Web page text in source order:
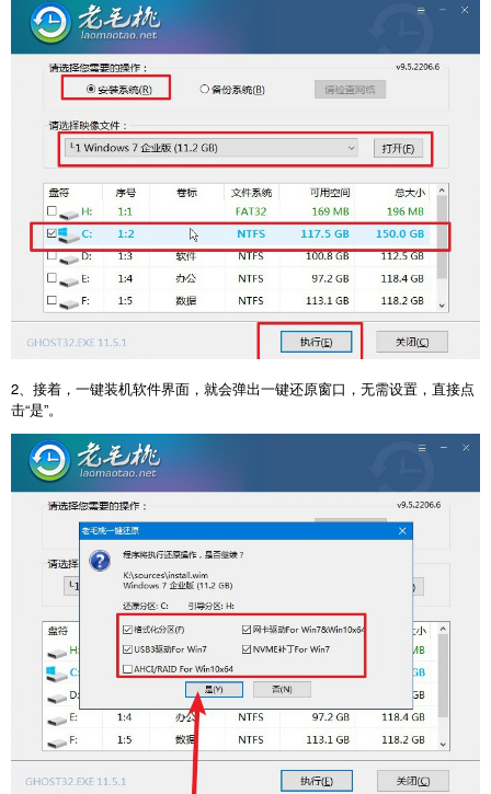
2、接着，一键装机软件界面，就会弹出一键还原窗口，无需设置，直接点
击“是”。